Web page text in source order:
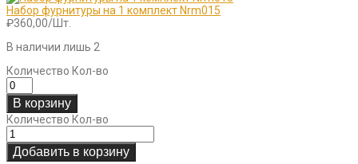
Набор фурнитуры на 1 комплект Nrm015
₽360,00/Шт.
В наличии лишь 2
Количество Кол-во
В корзину
Количество Кол-во
Добавить в корзину